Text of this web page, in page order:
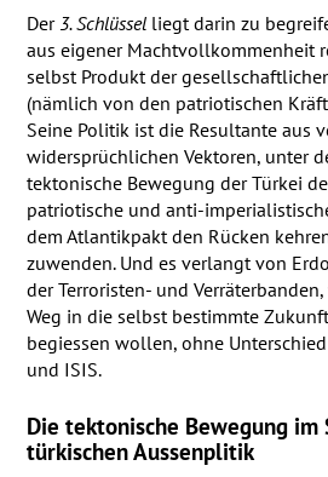
Der 3. Schlüsselliegt darin zu
aus eigener Machtvollkommenheit
selbst Produkt der
(nämlich von den patriotischen
Seine Politik ist die Resultante aus
widersprüchlichen Vektoren, unter
tektonische Bewegung der Türkei
patriotische und anti-
dem Atlantikpakt den Rücken
zuwenden. Und es verlangt von
der Terroristen- und
Weg in die selbst bestimmte
begiessen wollen, ohne
und ISIS.
Die tektonische Bewegung
türkischen Aussenplitik